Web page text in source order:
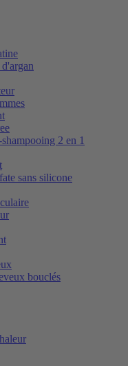
2 en 1
sans silicone
bouclés